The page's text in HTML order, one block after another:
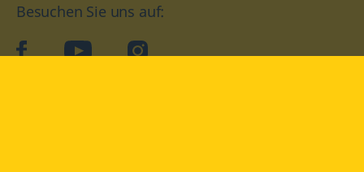
Besuchen Sie uns auf:
facebookYouTube Instagram